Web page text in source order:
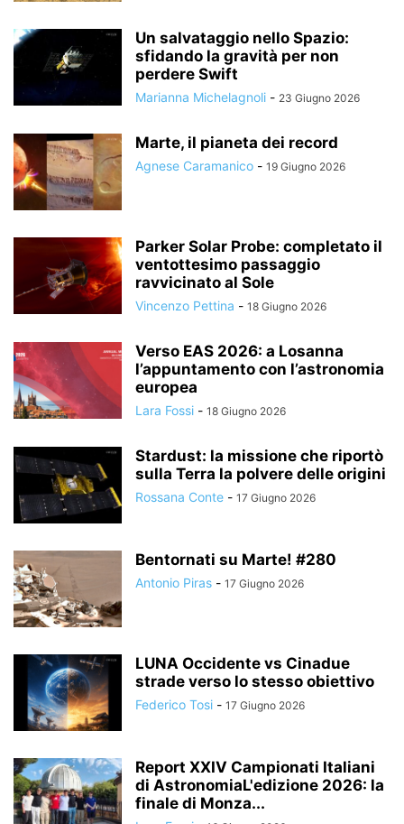
Un salvataggio nello Spazio:
sfidando la gravità per non
perdere Swift
Marianna Michelagnoli - 23 Giugno 2026
Marte, il pianeta dei record
Agnese Caramanico - 19 Giugno 2026
Parker Solar Probe: completato il
ventottesimo passaggio
ravvicinato al Sole
Vincenzo Pettina - 18 Giugno 2026
Verso EAS 2026: a Losanna
l’appuntamento con l’astronomia
europea
Lara Fossi - 18 Giugno 2026
Stardust: la missione che riportò
sulla Terra la polvere delle origini
Rossana Conte - 17 Giugno 2026
Bentornati su Marte! #280
Antonio Piras - 17 Giugno 2026
LUNA Occidente vs Cinadue
strade verso lo stesso obiettivo
Federico Tosi - 17 Giugno 2026
Report XXIV Campionati Italiani
di AstronomiaL'edizione 2026: la
finale di Monza...